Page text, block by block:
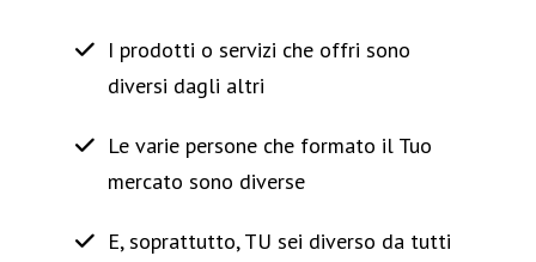
I prodotti o servizi che offri sono
diversi dagli altri
Le varie persone che formato il Tuo
mercato sono diverse
E, soprattutto, TU sei diverso da tutti